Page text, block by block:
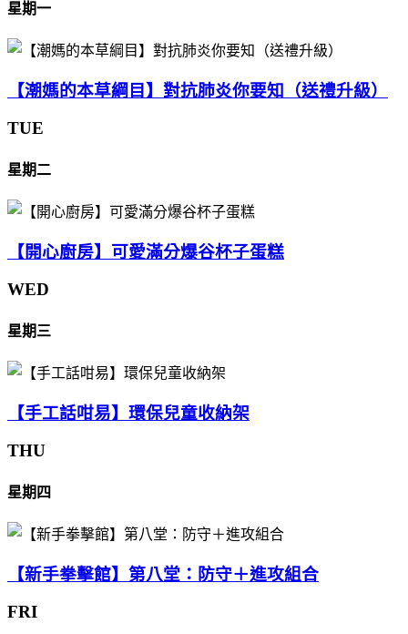
星期一
【潮媽的本草綱目】對抗肺炎你要知（送禮升級）
TUE
星期二
【開心廚房】可愛滿分爆谷杯子蛋糕
WED
星期三
【手工話咁易】環保兒童收納架
THU
星期四
【新手拳擊館】第八堂：防守＋進攻組合
FRI